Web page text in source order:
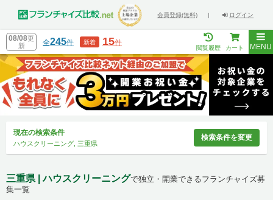
会員登録(無料) | ログイン
08/08更
新
全245件 新着 15件
閲覧履歴 カート MENU
現在の検索条件
ハウスクリーニング, 三重県
検索条件を変更
三重県 | ハウスクリーニングで独立・開業できるフランチャイズ募
集一覧